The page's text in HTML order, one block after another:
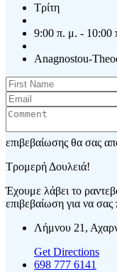
Τρίτη
9:00 π. μ. - 10:00
Anagnostou-
επιβεβαίωσης θα σας
Τρομερή Δουλειά!
Έχουμε λάβει το
επιβεβαίωση για να
Λήμνου 21,
Get Directions
698 777 6141